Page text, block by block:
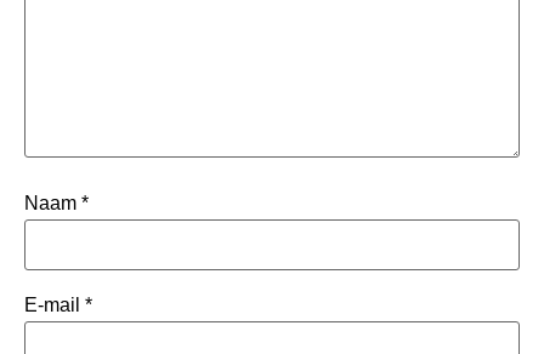
Naam *
E-mail *